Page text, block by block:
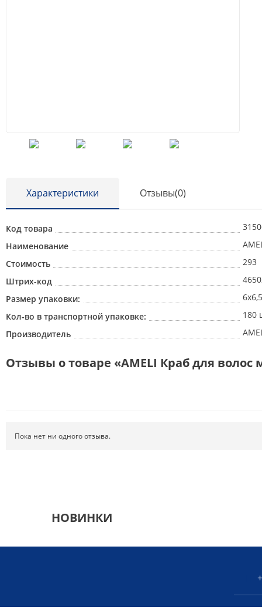
Характеристики Отзывы(0)
Код товара
Наименование
Стоимость
293
Штрих-код
Размер упаковки:
Кол-во в транспортной упаковке:
180
Производитель
Отзывы о товаре «AMELI Краб для волос
Пока нет ни одного отзыва.
НОВИНКИ